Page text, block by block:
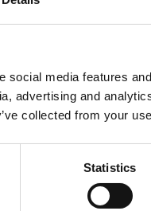
media features
advertising and
collected from your
Statistics